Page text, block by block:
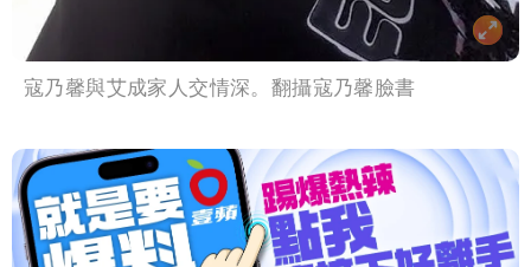
寇乃馨與艾成家人交情深。翻攝寇乃馨臉書